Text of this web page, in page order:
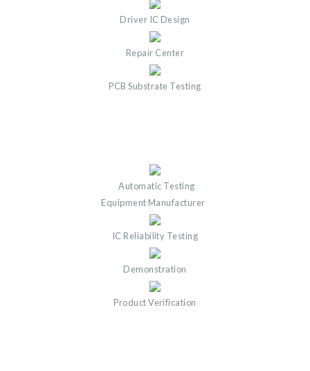
Driver IC Design
Repair Center
PCB Substrate Testing
Automatic Testing
Equipment Manufacturer
IC Reliability Testing
Demonstration
Product Verification